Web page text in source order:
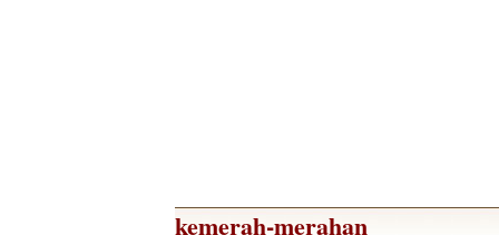
kemerah-merahan